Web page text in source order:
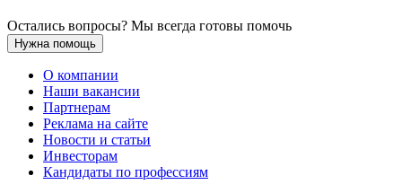
Остались вопросы? Мы всегда готовы помочь
Нужна помощь
О компании
Наши вакансии
Партнерам
Реклама на сайте
Новости и статьи
Инвесторам
Кандидаты по профессиям